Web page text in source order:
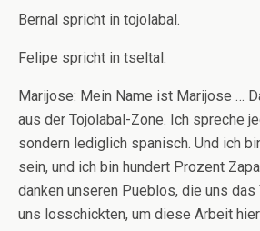
Bernal spricht in tojolabal.
Felipe spricht in tseltal.
Marijose: Mein Name ist Marijose …
aus der Tojolabal-Zone. Ich spreche
sondern lediglich spanisch. Und ich
sein, und ich bin hundert Prozent
danken unseren Pueblos, die uns das
uns losschickten, um diese Arbeit